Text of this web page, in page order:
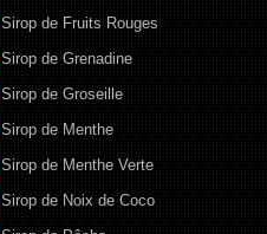
Sirop de Fruits Rouges
Sirop de Grenadine
Sirop de Groseille
Sirop de Menthe
Sirop de Menthe Verte
Sirop de Noix de Coco